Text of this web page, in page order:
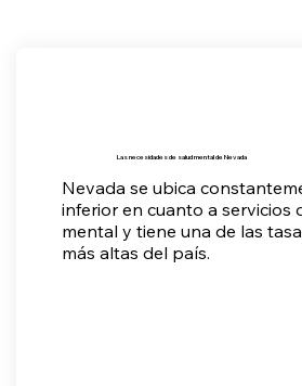
Las necesidades de salud mental de Nevada
Nevada se ubica
inferior en cuanto a servicios
mental y tiene una de las
más altas del país.